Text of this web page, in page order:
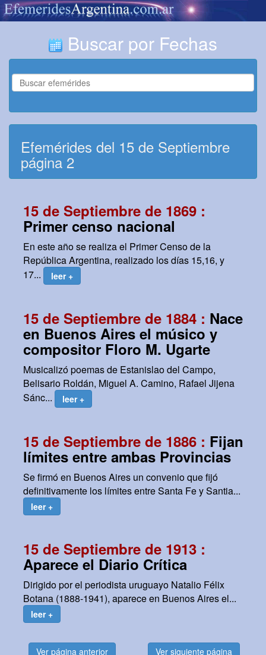
Buscar por Fechas
Efemérides del 15 de Septiembre
página 2
15 de Septiembre de 1869 :
Primer censo nacional
En este año se realiza el Primer Censo de la
República Argentina, realizado los días 15,16, y
17...
leer +
15 de Septiembre de 1884 : Nace
en Buenos Aires el músico y
compositor Floro M. Ugarte
Musicalizó poemas de Estanislao del Campo,
Belisario Roldán, Miguel A. Camino, Rafael Jijena
Sánc...
leer +
15 de Septiembre de 1886 : Fijan
límites entre ambas Provincias
Se firmó en Buenos Aires un convenio que fijó
definitivamente los límites entre Santa Fe y Santia...
leer +
15 de Septiembre de 1913 :
Aparece el Diario Crítica
Dirigido por el periodista uruguayo Natalio Félix
Botana (1888-1941), aparece en Buenos Aires el...
leer +
Ver página anterior Ver siguiente página